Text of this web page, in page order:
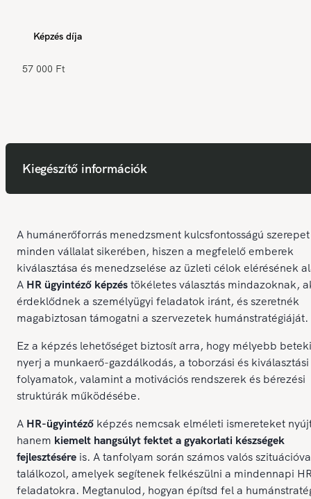
Képzés díja
57 000 Ft
Kiegészítő információk
A humánerőforrás menedzsment kulcsfontosságú
minden vállalat sikerében, hiszen a megfelelő emberek
kiválasztása és menedzselése az üzleti célok elérésének
A HR ügyintéző képzéstökéletes választás mindazoknak,
érdeklődnek a személyügyi feladatok iránt, és szeretnék
magabiztosan támogatni a szervezetek humánstratégiáját.
Ez a képzés lehetőséget biztosít arra, hogy mélyebb
nyerj a munkaerő-gazdálkodás, a toborzási és kiválasztási
folyamatok, valamint a motivációs rendszerek és bérezési
struktúrák működésébe.
A HR-ügyintéző képzés nemcsak elméleti ismereteket
hanem kiemelt hangsúlyt fektet a gyakorlati készségek
fejlesztésére is. A tanfolyam során számos valós
találkozol, amelyek segítenek felkészülni a mindennapi
feladatokra. Megtanulod, hogyan építsd fel a